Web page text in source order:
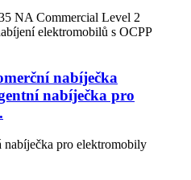
nabíječka
nabíječka pro